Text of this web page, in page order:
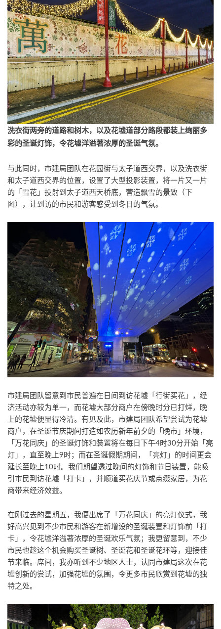
洗衣街两旁的道路和树木，以及花墟道部分路段都装上绚丽多
彩的圣诞灯饰，令花墟洋溢著浓厚的圣诞气氛。
与此同时，市建局团队在花园街与太子道西交界，以及洗衣街
和太子道西交界的位置，设置了大型投影装置，将一片又一片
的「雪花」投射到太子道西天桥底，营造飘雪的景致（下
图），让到访的市民和游客感受到冬日的气氛。
市建局团队留意到市民普遍在日间到访花墟「行街买花」，经
济活动亦较为单一，而花墟大部分商户在傍晚时分已打烊，晚
上的花墟便显得冷清。有见及此，市建局团队希望尝试为花墟
商户，在圣诞节庆期间打造如农历新年前夕的「晚市」环境，
「万花同庆」的圣诞灯饰和装置将在每日下午4时30分开始「亮
灯」，直至晚上9时；而在圣诞假期期间，「亮灯」的时间更会
延长至晚上10时。我们期望透过晚间的灯饰和节日装置，能吸
引市民到访花墟「打卡」，并顺道买花庆节或点缀家居，为花
商带来经济效益。
在刚过去的星期五，我便出席了「万花同庆」的亮灯仪式，我
好高兴见到不少市民和游客在新增设的圣诞装置和灯饰前「打
卡」，令花墟洋溢著浓厚的圣诞欢乐气氛；我更留意到，不少
市民也趁这个机会购买圣诞树、圣诞花和圣诞花环等，迎接佳
节来临。席间，我亦听到不少地区人士，认同市建局这次在花
墟创新的尝试，加强花墟的氛围，令更多市民欣赏到花墟的独
特之处。